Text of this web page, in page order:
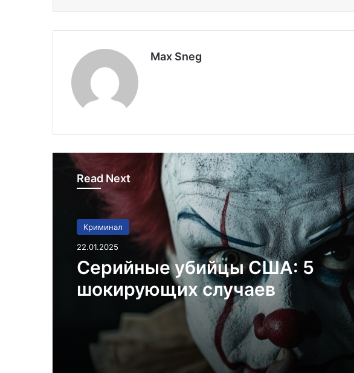
Max Sneg
Read Next
Криминал
22.01.2025
Серийные убийцы США: 5
шокирующих случаев